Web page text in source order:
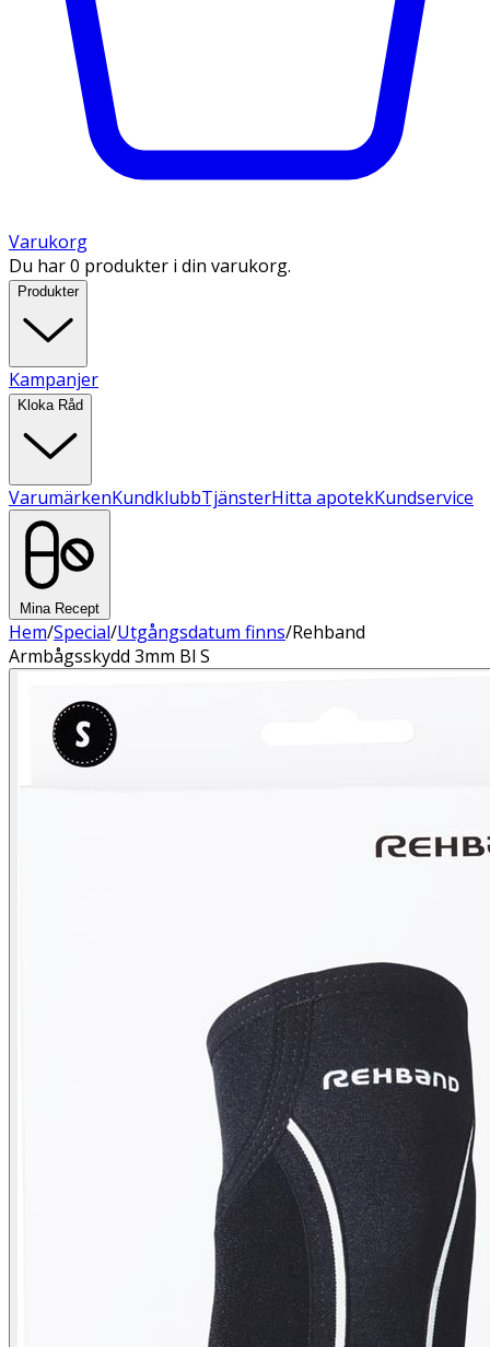
Varukorg
Du har 0 produkter i din varukorg.
Produkter
Kampanjer
Kloka Råd
VarumärkenKundklubbTjänsterHitta apotekKundservice
Mina Recept
Hem/Special/Utgångsdatum finns/Rehband
Armbågsskydd 3mm Bl S